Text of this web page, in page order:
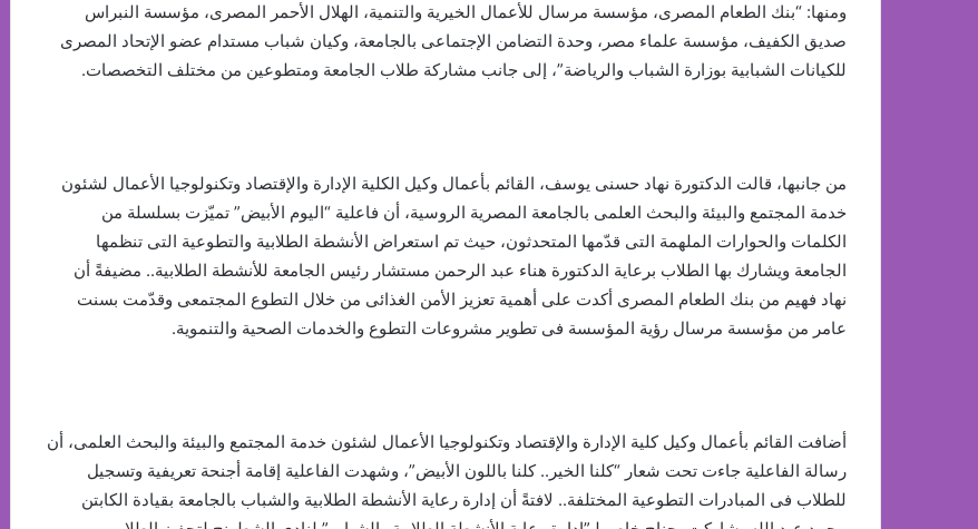
ومنها: “بنك الطعام المصرى، مؤسسة مرسال للأعمال الخيرية والتنمية، الهلال الأحمر المصرى، مؤسسة النبراس
صديق الكفيف، مؤسسة علماء مصر، وحدة التضامن الإجتماعى بالجامعة، وكيان شباب مستدام عضو الإتحاد المصرى
للكيانات الشبابية بوزارة الشباب والرياضة”، إلى جانب مشاركة طلاب الجامعة ومتطوعين من مختلف التخصصات.
من جانبها، قالت الدكتورة نهاد حسنى يوسف، القائم بأعمال وكيل الكلية الإدارة والإقتصاد وتكنولوجيا الأعمال لشئون
خدمة المجتمع والبيئة والبحث العلمى بالجامعة المصرية الروسية، أن فاعلية “اليوم الأبيض” تميّزت بسلسلة من
الكلمات والحوارات الملهمة التى قدّمها المتحدثون، حيث تم استعراض الأنشطة الطلابية والتطوعية التى تنظمها
الجامعة ويشارك بها الطلاب برعاية الدكتورة هناء عبد الرحمن مستشار رئيس الجامعة للأنشطة الطلابية.. مضيفةً أن
نهاد فهيم من بنك الطعام المصرى أكدت على أهمية تعزيز الأمن الغذائى من خلال التطوع المجتمعى وقدّمت بسنت
عامر من مؤسسة مرسال رؤية المؤسسة فى تطوير مشروعات التطوع والخدمات الصحية والتنموية.
أضافت القائم بأعمال وكيل كلية الإدارة والإقتصاد وتكنولوجيا الأعمال لشئون خدمة المجتمع والبيئة والبحث العلمى، أن
رسالة الفاعلية جاءت تحت شعار “كلنا الخير.. كلنا باللون الأبيض”، وشهدت الفاعلية إقامة أجنحة تعريفية وتسجيل
للطلاب فى المبادرات التطوعية المختلفة.. لافتةً أن إدارة رعاية الأنشطة الطلابية والشباب بالجامعة بقيادة الكابتن